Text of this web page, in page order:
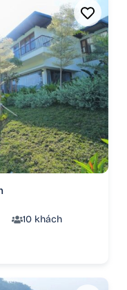
10 khách